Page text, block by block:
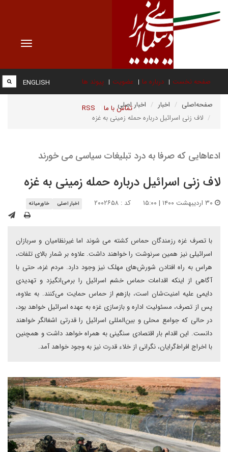
Toggle
صفحه نخست درباره ما عضویت پیوند ها
تماس با ما RSS
ENGLISH
صفحه‌اصلی اخبار
اخبار اصلی
لاف زنی اسرائیل درباره حمله زمینی به غزه
ادعاهایی که صرفا به درد تبلیغات سیاسی می خورند
لاف زنی اسرائیل درباره حمله زمینی به غزه
کد : ۲۰۰۲۶۵۸ اخبار اصلی خاورمیانه
با تصرف غزه رزمندگان حماس کشته می شوند اما غیرنظامیان و سربازان
اسرائیلی نیز همین سرنوشت را خواهند داشت. علاوه بر شمار بالای تلفات،
هراس به راه افتادن شورش‌های مهلک نیز وجود دارد. مردم غزه، حتی با
آگاهی از اینکه اقدامات حماس خشم اسرائیل را برمی‌انگیزد و تهدیدی
دایمی علیه امنیت‌شان است، بازهم از حماس حمایت می‌کنند. به علاوه،
پس از تصرف، مسئولیت اداره و بازسازی غزه به عهده اسرائیل خواهد بود،
در حالی که جوامع محلی و بین‌المللی اسرائیل را قدرتی اشغالگر خواهند
دانست. این اقدام بار اقتصادی سنگینی به همراه خواهد داشت و همچنین
با اخراج افراط‌گرایان، نگرانی از خلاء قدرت نیز به وجود خواهد آمد.